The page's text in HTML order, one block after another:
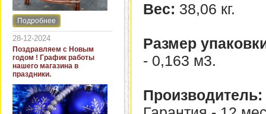
Интернет-магазин "Кровать
и диван" представляет
новинки стульев и кресел
для дачи. В ассортименте
представлены как
бюджетные модели из
пластика для дачи, так и
кресла для загородных
домов из натурального и
искусственного ротанга.
Подробнее
28-12-2024
Поздравляем с Новым
годом ! График работы
нашего магазина в
праздники.
Вес: 38,06 кг.
Размер
- 0,163 м3.
Производитель: